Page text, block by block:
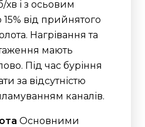
і з осьовим
від прийнятого
Нагрівання та
мають
Під час буріння
за відсутністю
каналів.
Основними